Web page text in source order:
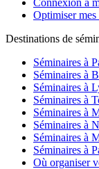
Connexion à
Optimiser
Destinations de
Séminaires à
Séminaires à
Séminaires à
Séminaires à
Séminaires à
Séminaires à
Séminaires à
Séminaires à
Où organiser